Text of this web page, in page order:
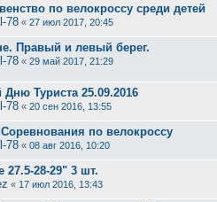
по велокроссу среди детей
78 « 27 июл 2017, 20:45
Правый и левый берег.
78 « 29 май 2017, 21:29
Туриста 25.09.2016
78 « 20 сен 2016, 13:55
Соревнования по велокроссу
78 « 08 авг 2016, 10:20
28-29" 3 шт.
« 17 июл 2016, 13:43